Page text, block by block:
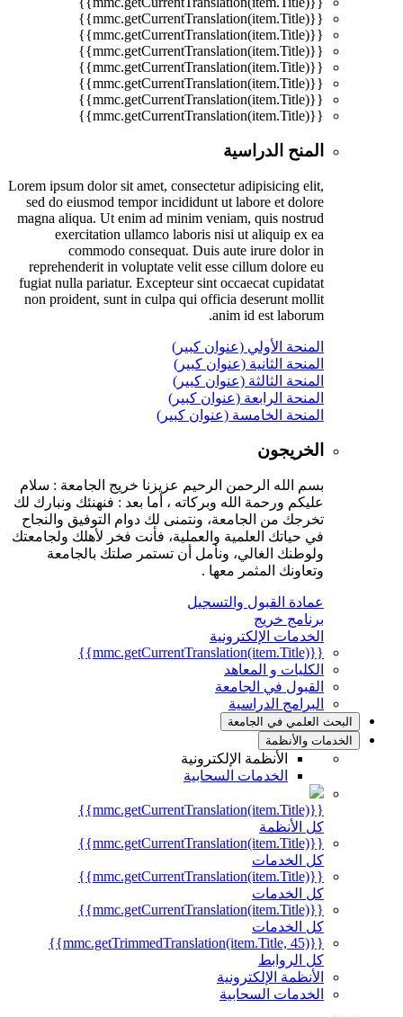
{{mmc.getCurrentTranslation(item.Title)}}
{{mmc.getCurrentTranslation(item.Title)}}
{{mmc.getCurrentTranslation(item.Title)}}
{{mmc.getCurrentTranslation(item.Title)}}
{{mmc.getCurrentTranslation(item.Title)}}
{{mmc.getCurrentTranslation(item.Title)}}
{{mmc.getCurrentTranslation(item.Title)}}
المنح الدراسية
Lorem ipsum dolor sit amet, consectetur adipisicing elit,
sed do eiusmod tempor incididunt ut labore et dolore
magna aliqua. Ut enim ad minim veniam, quis nostrud
exercitation ullamco laboris nisi ut aliquip ex ea
commodo consequat. Duis aute irure dolor in
reprehenderit in voluptate velit esse cillum dolore eu
fugiat nulla pariatur. Excepteur sint occaecat cupidatat
non proident, sunt in culpa qui officia deserunt mollit
anim id est laborum.
المنحة الأولي (عنوان كبير)
المنحة الثانية (عنوان كبير)
المنحة الثالثة (عنوان كبير)
المنحة الرابعة (عنوان كبير)
المنحة الخامسة (عنوان كبير)
الخريجون
بسم الله الرحمن الرحيم عزيزنا خريج الجامعة : سلام
عليكم ورحمة الله وبركاته ، أما بعد : فنهنئك ونبارك لك
تخرجك من الجامعة، ونتمنى لك دوام التوفيق والنجاح
في حياتك العلمية والعملية، فأنت فخر لأهلك ولجامعتك
ولوطنك الغالي، ونأمل أن تستمر صلتك بالجامعة
وتعاونك المثمر معها .
عمادة القبول والتسجيل
برنامج خريج
الخدمات الإلكترونية
{{mmc.getCurrentTranslation(item.Title)}}
الكليات و المعاهد
القبول في الجامعة
البرامج الدراسية
البحث العلمي في الجامعة
الخدمات والأنظمة
الأنظمة الإلكترونية
الخدمات السحابية
{{mmc.getCurrentTranslation(item.Title)}}
كل الأنظمة
{{mmc.getCurrentTranslation(item.Title)}}
كل الخدمات
{{mmc.getCurrentTranslation(item.Title)}}
كل الخدمات
{{mmc.getCurrentTranslation(item.Title)}}
كل الخدمات
{{mmc.getTrimmedTranslation(item.Title, 45)}}
كل الروابط
الأنظمة الإلكترونية
الخدمات السحابية